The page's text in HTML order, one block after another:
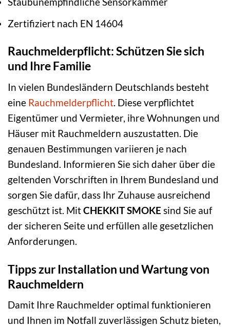
Zertifiziert nach EN 14604
Rauchmelderpflicht: Schützen Sie sich
und Ihre Familie
In vielen Bundesländern Deutschlands besteht
eine Rauchmelderpflicht. Diese verpflichtet
Eigentümer und Vermieter, ihre Wohnungen und
Häuser mit Rauchmeldern auszustatten. Die
genauen Bestimmungen variieren je nach
Bundesland. Informieren Sie sich daher über die
geltenden Vorschriften in Ihrem Bundesland und
sorgen Sie dafür, dass Ihr Zuhause ausreichend
geschützt ist. MitCHEKKIT SMOKE sind Sie auf
der sicheren Seite und erfüllen alle gesetzlichen
Anforderungen.
Tipps zur Installation und Wartung von
Rauchmeldern
Damit Ihre Rauchmelder optimal funktionieren
und Ihnen im Notfall zuverlässigen Schutz bieten,